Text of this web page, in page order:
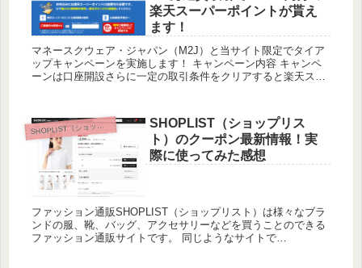
楽天スーパーポイントが貰え
ます！
マネースクウェア・ジャパン（M2J）と当サイト限定でタイア
ップキャンペーンを実施します！ キャンペーン内容 キャンペ
ーンは口座開設さらに一定の取引条件をクリアすると楽天スー
S HOPLIST（ショップリスト）
SHOPLIST（ショップリス
ト）のクーポン最新情報！実
際に使ってみた感想
ファッション通販SHOPLIST（ショップリスト）は様々なブラ
ンドの服、靴、バッグ、アクセサリーなどを買うことのできる
ファッション通販サイトです。 同じようなサイトで